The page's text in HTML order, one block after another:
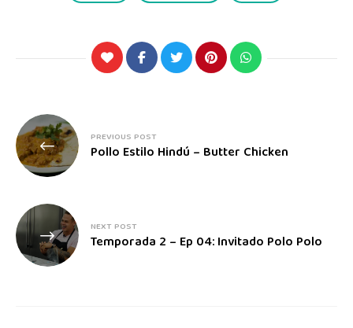
PREVIOUS POST
Pollo Estilo Hindú – Butter Chicken
NEXT POST
Temporada 2 – Ep 04: Invitado Polo Polo